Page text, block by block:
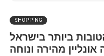
SHOPPING
ביותר בישראל
אונליין מהירה ונוחה